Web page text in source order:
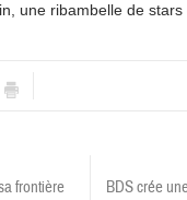
une ribambelle de
frontière
BDS crée